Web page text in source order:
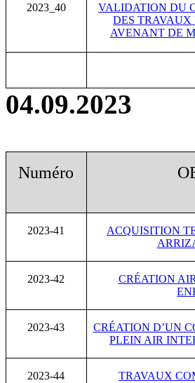
2023_40
VALIDATION DU
DES TRAVAUX
AVENANT DE
04.09.2023
Numéro
2023-41
ACQUISITION
2023-42
CRÉATION
2023-43
CRÉATION D’UN
PLEIN AIR
2023-44
TRAVAUX